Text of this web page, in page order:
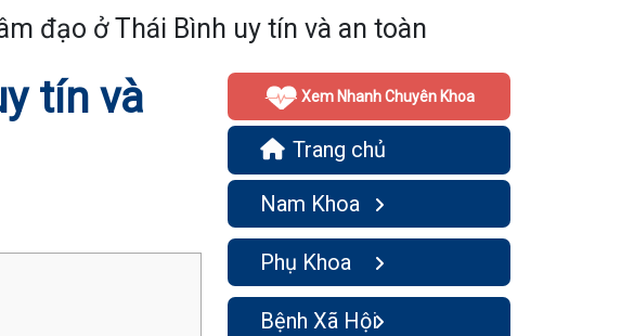
đạo ở Thái Bình uy tín và an toàn
tín và
Xem Nhanh Chuyên Khoa
Trang chủ
Nam Khoa
Phụ Khoa
Bệnh Xã Hội